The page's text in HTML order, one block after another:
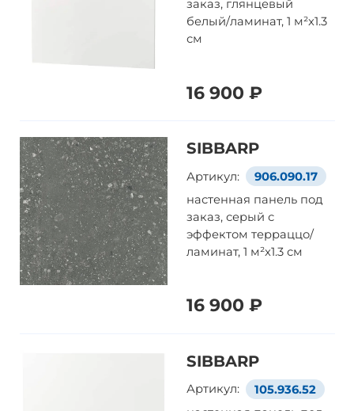
заказ, глянцевый
белый/ламинат, 1 м²x1.3
см
16 900 ₽
SIBBARP
Артикул:
906.090.17
настенная панель под
заказ, серый с
эффектом терраццо/
ламинат, 1 м²x1.3 см
16 900 ₽
SIBBARP
Артикул:
105.936.52